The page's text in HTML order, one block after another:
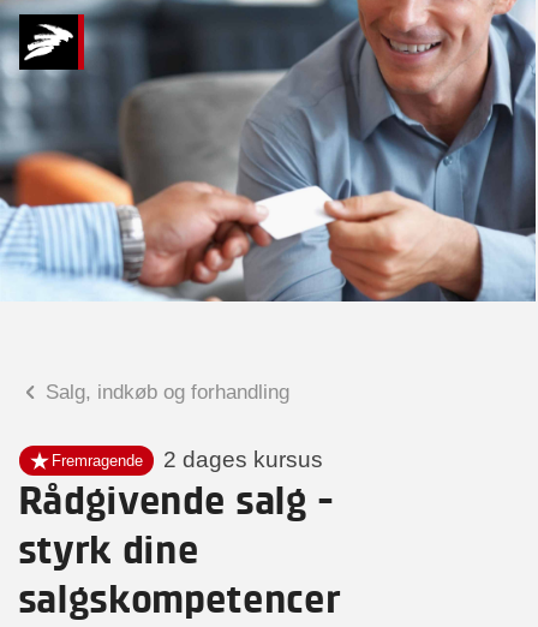
Salg, indkøb og forhandling
Fremragende 2 dages kursus
Rådgivende salg -
styrk dine
salgskompetencer
Praktiske spørgsmål
Spørgsmål til tilmelding, forplejning,
afholdelsessted m.m.
Christian Ravn Agergaard
Hvad kan vi hjælpe
dig med?